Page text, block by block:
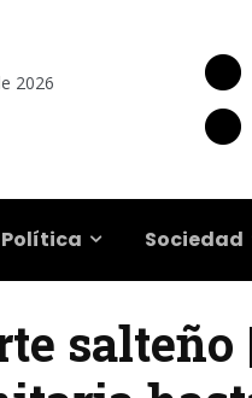
2026
Política Sociedad